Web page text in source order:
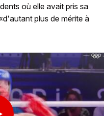
où elle avait pris sa
plus de mérite à